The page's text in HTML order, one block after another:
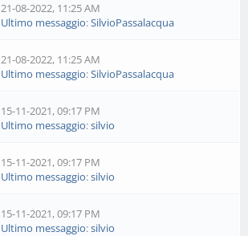
21-08-2022, 11:25 AM
Ultimo messaggio:SilvioPassalacqua
21-08-2022, 11:25 AM
Ultimo messaggio:SilvioPassalacqua
15-11-2021, 09:17 PM
Ultimo messaggio:silvio
15-11-2021, 09:17 PM
Ultimo messaggio:silvio
15-11-2021, 09:17 PM
Ultimo messaggio:silvio